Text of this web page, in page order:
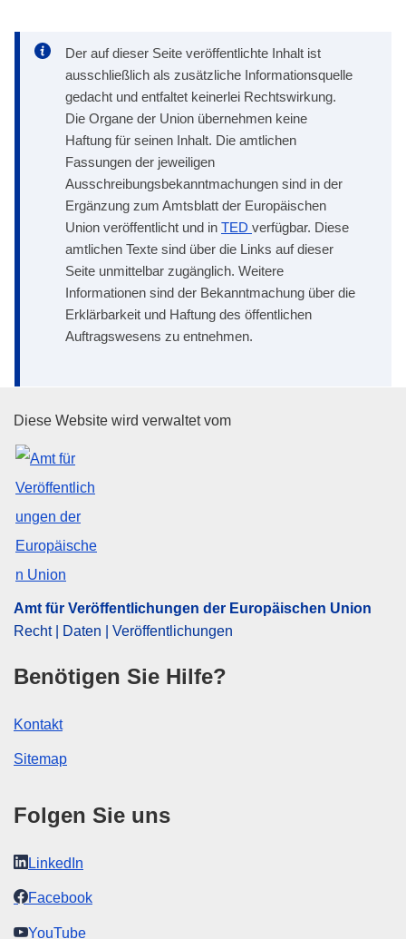
Der auf dieser Seite veröffentlichte Inhalt ist
ausschließlich als zusätzliche Informationsquelle
gedacht und entfaltet keinerlei Rechtswirkung.
Die Organe der Union übernehmen keine
Haftung für seinen Inhalt. Die amtlichen
Fassungen der jeweiligen
Ausschreibungsbekanntmachungen sind in der
Ergänzung zum Amtsblatt der Europäischen
Union veröffentlicht und in TED verfügbar. Diese
amtlichen Texte sind über die Links auf dieser
Seite unmittelbar zugänglich. Weitere
Informationen sind der Bekanntmachung über die
Erklärbarkeit und Haftung des öffentlichen
Auftragswesens zu entnehmen.
Amt für Veröffentlichungen der
Diese Website wird verwaltet vom
Amt für Veröffentlichungen der Europäischen Union
Recht | Daten | Veröffentlichungen
Benötigen Sie Hilfe?
Kontakt
Sitemap
Folgen Sie uns
LinkedIn
Facebook
YouTube